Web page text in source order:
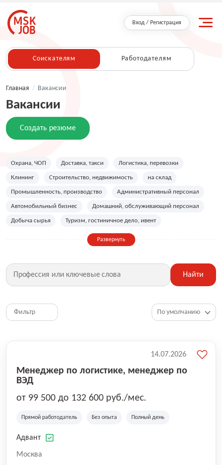
Вход / Регистрация
Соискателям Работодателям
Главная / Вакансии
Вакансии
Создать резюме
Охрана, ЧОП Доставка, такси Логистика, перевозки
Клининг Строительство, недвижимость на склад
Промышленность, производство Административный персонал
Автомобильный бизнес Домашний, обслуживающий персонал
Добыча сырья Туризм, гостиничное дело, ивент
Дизайн, искусство, ивент
Фитнес, красота, спорт Страхование
Медицина, фармацевтика Маркетинг, PR, реклама
HR, управление персоналом
Топ менеджмент, руководители
Развернуть
Найти
Фильтр
Менеджер по логистике, менеджер по
ВЭД
от 99 500 до 132 600 руб./мес.
Прямой работодатель Без опыта Полный день
Адвант
Москва
14.07.2026